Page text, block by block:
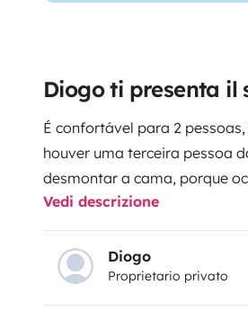
Diogo ti presenta il
É confortável para 2
houver uma terceira pessoa
desmontar a cama, porque
banho, fogão, boa
tem arrumos interiores e no
Os bancos dianteiros são
Vedi descrizione
Diogo
Proprietario privato